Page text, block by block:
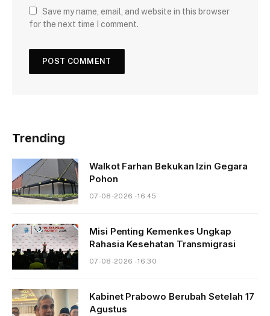
Save my name, email, and website in this browser
for the next time I comment.
Trending
Walkot Farhan Bekukan Izin Gegara
Pohon
07-08-2026 - 16.45
Misi Penting Kemenkes Ungkap
Rahasia Kesehatan Transmigrasi
07-08-2026 - 16.30
Kabinet Prabowo Berubah Setelah 17
Agustus